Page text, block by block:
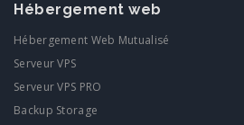
Hébergement web
Hébergement Web Mutualisé
Serveur VPS
Serveur VPS PRO
Backup Storage